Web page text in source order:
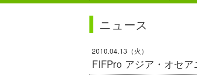
ニュース
2010.04.13（火）
FIFPro アジア・オセ